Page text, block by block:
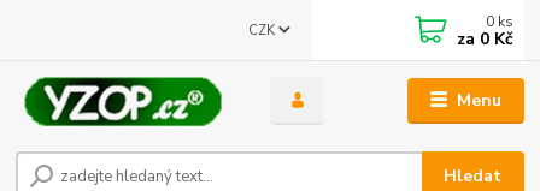
Menu
CZK
Hledat
0 ks
za 0 Kč
Získejte slevu